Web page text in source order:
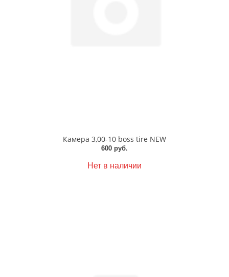
Камера 3,00-10 boss tire NEW
600 руб.
Нет в наличии